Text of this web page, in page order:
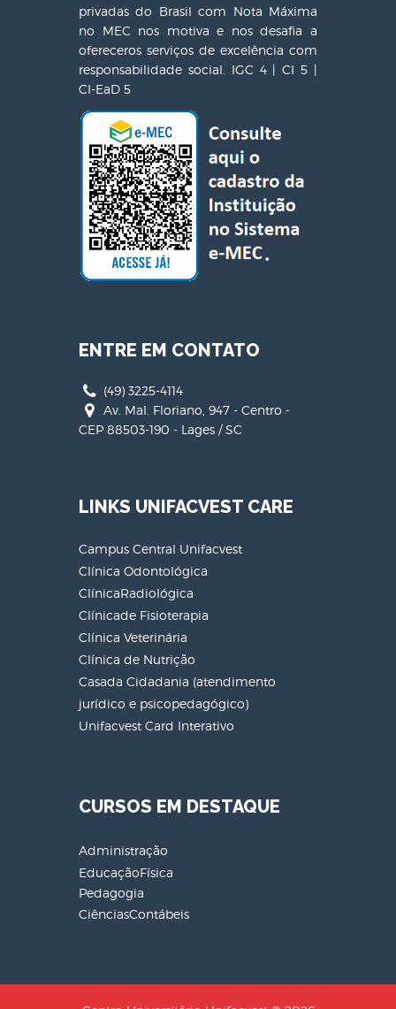
privadas do Brasil com Nota Máxima
no MEC nos motiva e nos desafia a
ofereceros serviços de excelência com
responsabilidade social. IGC 4 | CI 5 |
CI-EaD 5
ENTRE EM CONTATO
(49) 3225-4114
Av. Mal. Floriano, 947 - Centro -
CEP 88503-190 - Lages / SC
LINKS UNIFACVEST CARE
Campus Central Unifacvest
Clínica Odontológica
ClínicaRadiológica
Clínicade Fisioterapia
Clínica Veterinária
Clínica de Nutrição
Casada Cidadania (atendimento
jurídico e psicopedagógico)
Unifacvest Card Interativo
CURSOS EM DESTAQUE
Administração
EducaçãoFísica
Pedagogia
CiênciasContábeis